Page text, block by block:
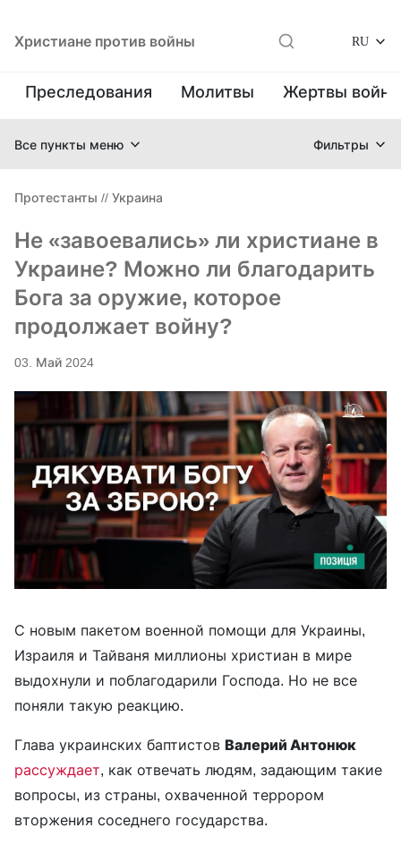
Христиане против войны RU
Преследования Молитвы Жертвы
Все пункты меню Фильтры
Протестанты // Украина
Не «завоевались» ли христиане в
Украине? Можно ли благодарить
Бога за оружие, которое
продолжает войну?
03. Май 2024
С новым пакетом военной помощи для Украины,
Израиля и Тайваня миллионы христиан в мире
выдохнули и поблагодарили Господа. Но не все
поняли такую реакцию.
Глава украинских баптистов Валерий Антонюк
рассуждает, как отвечать людям, задающим такие
вопросы, из страны, охваченной террором
вторжения соседнего государства.